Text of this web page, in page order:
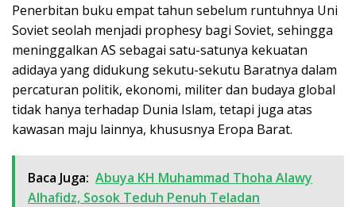
Penerbitan buku empat tahun sebelum runtuhnya Uni
Soviet seolah menjadi prophesy bagi Soviet, sehingga
meninggalkan AS sebagai satu-satunya kekuatan
adidaya yang didukung sekutu-sekutu Baratnya dalam
percaturan politik, ekonomi, militer dan budaya global
tidak hanya terhadap Dunia Islam, tetapi juga atas
kawasan maju lainnya, khususnya Eropa Barat.
Baca Juga: Abuya KH Muhammad Thoha Alawy
Alhafidz, Sosok Teduh Penuh Teladan